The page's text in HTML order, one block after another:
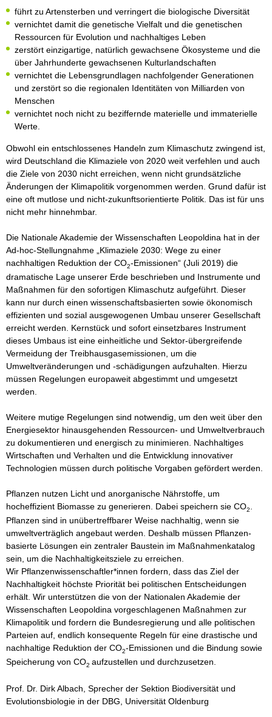
führt zu Artensterben und verringert die biologische Diversität
vernichtet damit die genetische Vielfalt und die genetischen
Ressourcen für Evolution und nachhaltiges Leben
zerstört einzigartige, natürlich gewachsene Ökosysteme und die
über Jahrhunderte gewachsenen Kulturlandschaften
vernichtet die Lebensgrundlagen nachfolgender Generationen
und zerstört so die regionalen Identitäten von Milliarden von
Menschen
vernichtet noch nicht zu beziffernde materielle und immaterielle
Werte.
Obwohl ein entschlossenes Handeln zum Klimaschutz zwingend ist,
wird Deutschland die Klimaziele von 2020 weit verfehlen und auch
die Ziele von 2030 nicht erreichen, wenn nicht grundsätzliche
Änderungen der Klimapolitik vorgenommen werden. Grund dafür ist
eine oft mutlose und nicht-zukunftsorientierte Politik. Das ist für uns
nicht mehr hinnehmbar.
Die Nationale Akademie der Wissenschaften Leopoldina hat in der
Ad-hoc-Stellungnahme „Klimaziele 2030: Wege zu einer
nachhaltigen Reduktion der CO2-Emissionen“ (Juli 2019) die
dramatische Lage unserer Erde beschrieben und Instrumente und
Maßnahmen für den sofortigen Klimaschutz aufgeführt. Dieser
kann nur durch einen wissenschaftsbasierten sowie ökonomisch
effizienten und sozial ausgewogenen Umbau unserer Gesellschaft
erreicht werden. Kernstück und sofort einsetzbares Instrument
dieses Umbaus ist eine einheitliche und Sektor-übergreifende
Vermeidung der Treibhausgasemissionen, um die
Umweltveränderungen und -schädigungen aufzuhalten. Hierzu
müssen Regelungen europaweit abgestimmt und umgesetzt
werden.
Weitere mutige Regelungen sind notwendig, um den weit über den
Energiesektor hinausgehenden Ressourcen- und Umweltverbrauch
zu dokumentieren und energisch zu minimieren. Nachhaltiges
Wirtschaften und Verhalten und die Entwicklung innovativer
Technologien müssen durch politische Vorgaben gefördert werden.
Pflanzen nutzen Licht und anorganische Nährstoffe, um
hocheffizient Biomasse zu generieren. Dabei speichern sie CO2.
Pflanzen sind in unübertreffbarer Weise nachhaltig, wenn sie
umweltverträglich angebaut werden. Deshalb müssen Pflanzen-
basierte Lösungen ein zentraler Baustein im Maßnahmenkatalog
sein, um die Nachhaltigkeitsziele zu erreichen.
Wir Pflanzenwissenschaftler*innen fordern, dass das Ziel der
Nachhaltigkeit höchste Priorität bei politischen Entscheidungen
erhält. Wir unterstützen die von der Nationalen Akademie der
Wissenschaften Leopoldina vorgeschlagenen Maßnahmen zur
Klimapolitik und fordern die Bundesregierung und alle politischen
Parteien auf, endlich konsequente Regeln für eine drastische und
nachhaltige Reduktion der CO2-Emissionen und die Bindung sowie
Speicherung von CO2 aufzustellen und durchzusetzen.
Prof. Dr. Dirk Albach, Sprecher der Sektion Biodiversität und
Evolutionsbiologie in der DBG, Universität Oldenburg